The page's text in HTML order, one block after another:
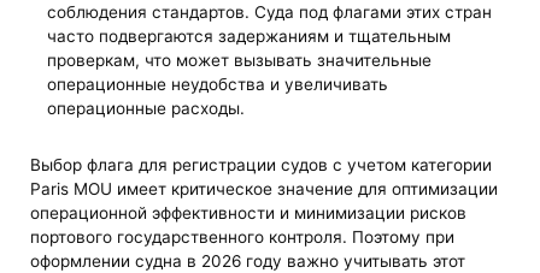
соблюдения стандартов. Суда под флагами этих стран
часто подвергаются задержаниям и тщательным
проверкам, что может вызывать значительные
операционные неудобства и увеличивать
операционные расходы.
Выбор флага для регистрации судов с учетом категории
Paris MOU имеет критическое значение для оптимизации
операционной эффективности и минимизации рисков
портового государственного контроля. Поэтому при
оформлении судна в 2026 году важно учитывать этот